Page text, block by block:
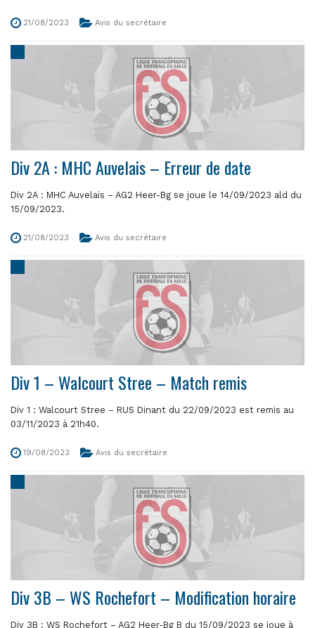
21/08/2023 Avis du secrétaire
Div 2A : MHC Auvelais – Erreur de date
Div 2A : MHC Auvelais – AG2 Heer-Bg se joue le 14/09/2023 ald du
15/09/2023.
21/08/2023 Avis du secrétaire
Div 1 – Walcourt Stree – Match remis
Div 1 : Walcourt Stree – RUS Dinant du 22/09/2023 est remis au
03/11/2023 à 21h40.
19/08/2023 Avis du secrétaire
Div 3B – WS Rochefort – Modification horaire
Div 3B : WS Rochefort – AG2 Heer-Bg B du 15/09/2023 se joue à